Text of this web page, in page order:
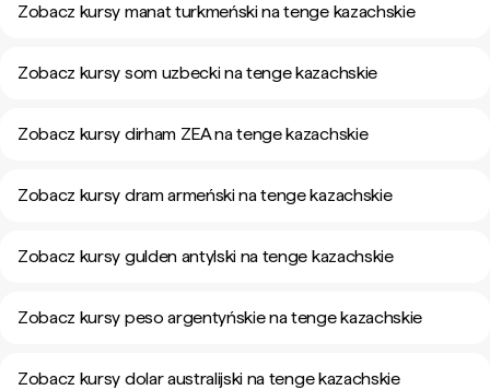
Zobacz kursy manat turkmeński na tenge kazachskie
Zobacz kursy som uzbecki na tenge kazachskie
Zobacz kursy dirham ZEA na tenge kazachskie
Zobacz kursy dram armeński na tenge kazachskie
Zobacz kursy gulden antylski na tenge kazachskie
Zobacz kursy peso argentyńskie na tenge kazachskie
Zobacz kursy dolar australijski na tenge kazachskie